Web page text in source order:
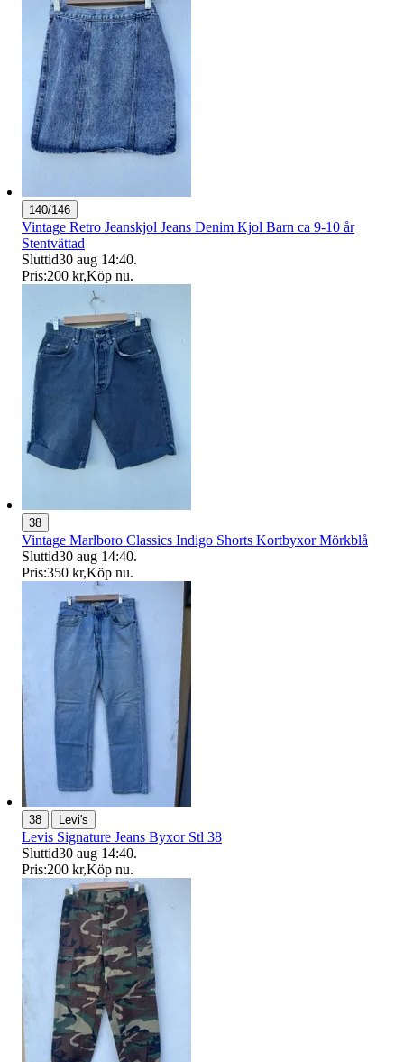
140/146
Vintage Retro Jeanskjol Jeans Denim Kjol Barn ca 9-10 år
Stentvättad
Sluttid30 aug 14:40.
Pris:200 kr,Köp nu.
38
Vintage Marlboro Classics Indigo Shorts Kortbyxor Mörkblå
Sluttid30 aug 14:40.
Pris:350 kr,Köp nu.
38 | Levi's
Levis Signature Jeans Byxor Stl 38
Sluttid30 aug 14:40.
Pris:200 kr,Köp nu.